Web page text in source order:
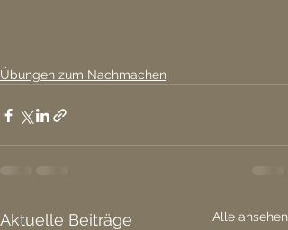
Übungen zum Nachmachen
Aktuelle Beiträge Alle ansehen